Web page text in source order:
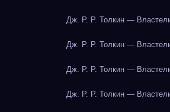
Дж. Р. Р. Толкин —
Дж. Р. Р. Толкин —
Дж. Р. Р. Толкин —
Дж. Р. Р. Толкин —